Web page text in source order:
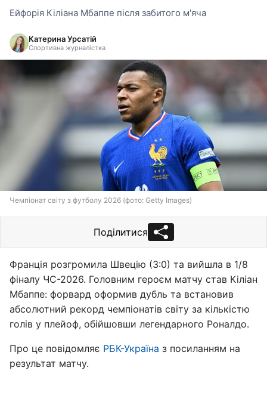
Ейфорія Кіліана Мбаппе після забитого м'яча
Катерина Урсатій
Спортивна журналістка
Чемпіонат світу з футболу 2026 (фото: Getty Images)
Поділитися
Франція розгромила Швецію (3:0) та вийшла в 1/8
фіналу ЧС-2026. Головним героєм матчу став Кіліан
Мбаппе: форвард оформив дубль та встановив
абсолютний рекорд чемпіонатів світу за кількістю
голів у плейоф, обійшовши легендарного Роналдо.
Про це повідомляє РБК-Україна з посиланням на
результат матчу.